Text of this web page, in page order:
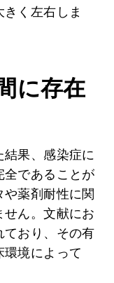
く左右しま
に存在
果、感染症に
全であることが
薬剤耐性に関
ん。文献にお
ており、その有
境によって